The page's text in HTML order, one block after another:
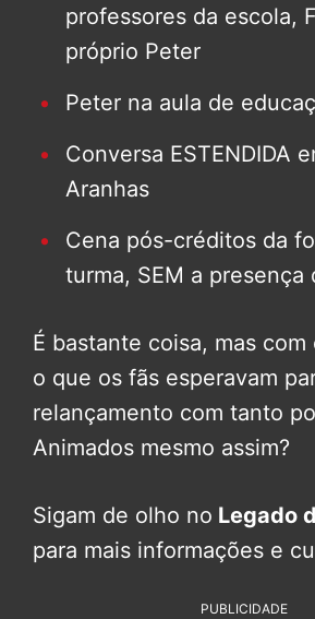
professores da escola,
próprio Peter
Peter na aula de
Conversa ESTENDIDA
Aranhas
Cena pós-créditos da
turma, SEM a presença
É bastante coisa, mas
o que os fãs esperavam
relançamento com tanto
Animados mesmo assim?
Sigam de olho no Legado
para mais informações e
PUBLICIDADE